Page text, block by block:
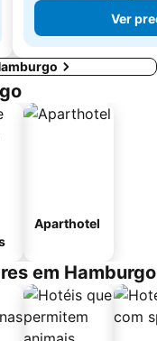
Ver
Aparthotel
em Hamburgo